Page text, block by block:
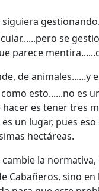
se
parece
de animales......y
esto......no es
es tener tres
un lugar, pues
hectáreas.
la
Cabañeros, sino